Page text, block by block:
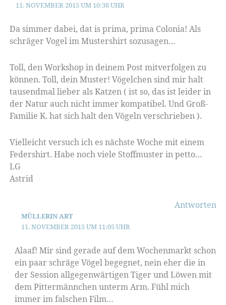
11. NOVEMBER 2015 UM 10:36 UHR
Da simmer dabei, dat is prima, prima Colonia! Als
schräger Vogel im Mustershirt sozusagen…
Toll, den Workshop in deinem Post mitverfolgen zu
können. Toll, dein Muster! Vögelchen sind mir halt
tausendmal lieber als Katzen ( ist so, das ist leider in
der Natur auch nicht immer kompatibel. Und Groß-
Familie K. hat sich halt den Vögeln verschrieben ).
Vielleicht versuch ich es nächste Woche mit einem
Federshirt. Habe noch viele Stoffmuster in petto…
LG
Astrid
Antworten
MÜLLERIN ART
11. NOVEMBER 2015 UM 11:05 UHR
Alaaf! Mir sind gerade auf dem Wochenmarkt schon
ein paar schräge Vögel begegnet, nein eher die in
der Session allgegenwärtigen Tiger und Löwen mit
dem Pittermännchen unterm Arm. Fühl mich
immer im falschen Film…